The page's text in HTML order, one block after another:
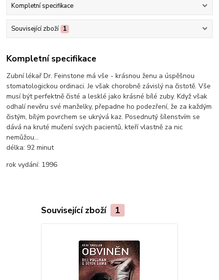
Kompletní specifikace
Související zboží 1
Kompletní specifikace
Zubní lékař Dr. Feinstone má vše - krásnou ženu a úspěšnou
stomatologickou ordinaci. Je však chorobně závislý na čistotě. Vše
musí být perfektně čisté a lesklé jako krásné bílé zuby. Když však
odhalí nevěru své manželky, přepadne ho podezření, že za každým
čistým, bílým povrchem se ukrývá kaz. Posednutý šílenstvím se
dává na kruté mučení svých pacientů, kteří vlastně za nic
nemůžou...
délka: 92 minut
rok vydání: 1996
Související zboží 1